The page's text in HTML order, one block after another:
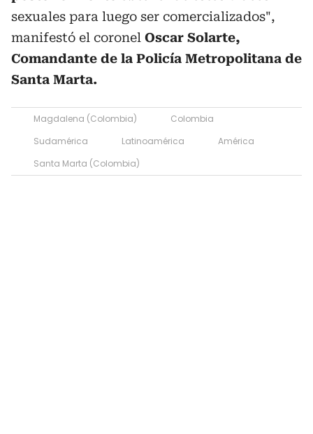
sexuales para luego ser comercializados",
manifestó el coronel Oscar Solarte,
Comandante de la Policía Metropolitana de
Santa Marta.
Magdalena (Colombia)
Colombia
Sudamérica
Latinoamérica
América
Santa Marta (Colombia)